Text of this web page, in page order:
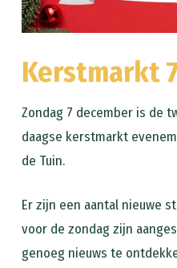
Kerstmarkt
Zondag 7 december is de
daagse kerstmarkt
de Tuin.
Er zijn een aantal nieuwe
voor de zondag zijn
genoeg nieuws te